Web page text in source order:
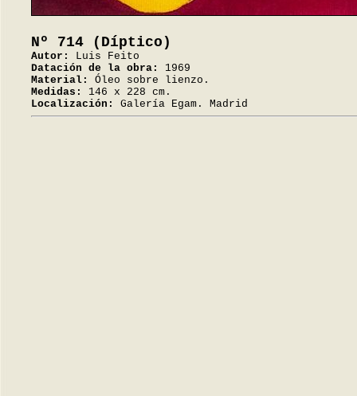
Nº 714 (Díptico)
Autor:
Luis Feito
Datación de la obra:
1969
Material:
Óleo sobre lienzo.
Medidas:
146 x 228 cm.
Localización:
Galería Egam. Madrid